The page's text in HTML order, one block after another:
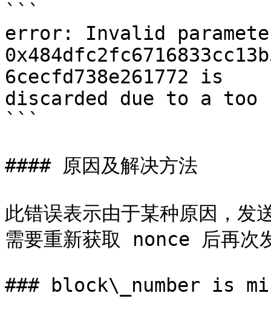
```
error: Invalid
6cecfd738e261772 is
discarded due to a too
```
#### 原因及解决方法
此错误表示由于某种原因，
需要重新获取 nonce 后再次
### block\_number is